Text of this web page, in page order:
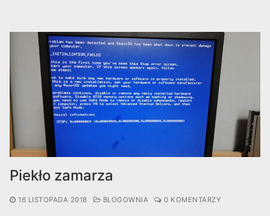
Piekło zamarza
16 LISTOPADA 2018 BLOGOWNIA 0 KOMENTARZY